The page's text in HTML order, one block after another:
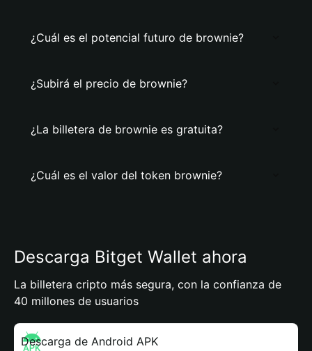
¿Cuál es el potencial futuro de brownie?
¿Subirá el precio de brownie?
¿La billetera de brownie es gratuita?
¿Cuál es el valor del token brownie?
Descarga Bitget Wallet ahora
La billetera cripto más segura, con la confianza de
40 millones de usuarios
Descarga de Android APK